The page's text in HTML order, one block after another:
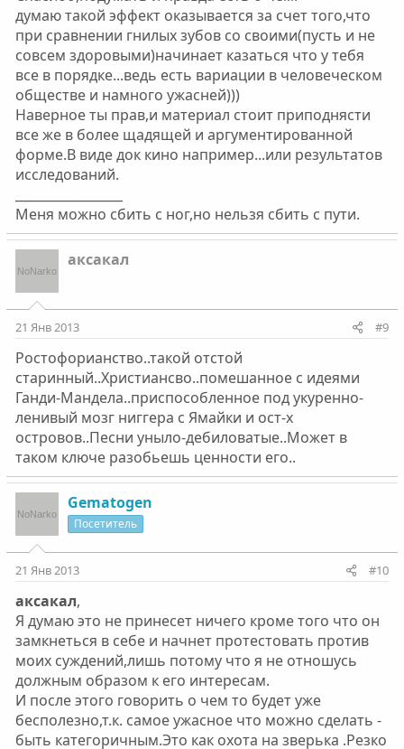
думаю такой эффект оказывается за счет того,что
при сравнении гнилых зубов со своими(пусть и не
совсем здоровыми)начинает казаться что у тебя
все в порядке...ведь есть вариации в человеческом
обществе и намного ужасней)))
Наверное ты прав,и материал стоит приподнясти
все же в более щадящей и аргументированной
форме.В виде док кино например...или результатов
исследований.
Меня можно сбить с ног,но нельзя сбить с пути.
аксакал
21 Янв 2013 #9
Ростофорианство..такой отстой
старинный..Христиансво..помешанное с идеями
Ганди-Мандела..приспособленное под укуренно-
ленивый мозг ниггера с Ямайки и ост-х
островов..Песни уныло-дебиловатые..Может в
таком ключе разобьешь ценности его..
Gematogen
Посетитель
21 Янв 2013 #10
аксакал,
Я думаю это не принесет ничего кроме того что он
замкнеться в себе и начнет протестовать против
моих суждений,лишь потому что я не отношусь
должным образом к его интересам.
И после этого говорить о чем то будет уже
бесполезно,т.к. самое ужасное что можно сделать -
быть категоричным.Это как охота на зверька .Резко